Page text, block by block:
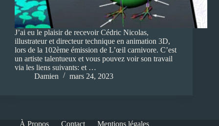
J’ai eu le plaisir de recevoir Cédric Nicolas,
illustrateur et directeur technique en animation 3D,
lors de la 102ème émission de L’œil carnivore. C’est
un artiste talentueux et vous pouvez voir son travail
via les liens suivants: et …
Damien
mars 24, 2023
À Propos Contact Mentions légales